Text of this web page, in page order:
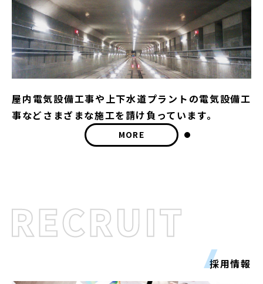
屋内電気設備工事や上下水道プラントの電気設備工
事などさまざまな施工を請け負っています。
MORE
採用情報